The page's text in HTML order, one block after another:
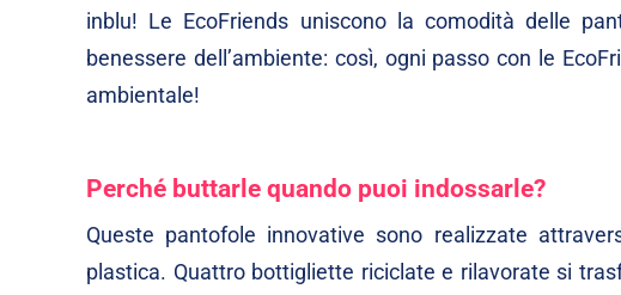
inblu! Le EcoFriends uniscono la comodità delle
benessere dell’ambiente: così, ogni passo con le
ambientale!
Perché buttarle quando puoi indossarle?
Queste pantofole innovative sono realizzate
plastica. Quattro bottigliette riciclate e rilavorate si